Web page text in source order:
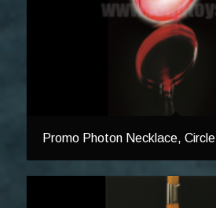
Promo Photon Necklace, Circle